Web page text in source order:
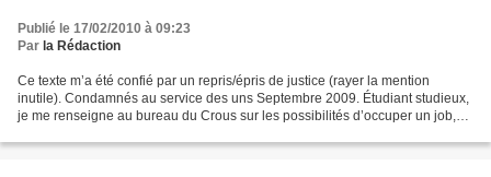
Publié le 17/02/2010 à 09:23
Par la Rédaction
Ce texte m’a été confié par un repris/épris de justice (rayer la mention
inutile). Condamnés au service des uns Septembre 2009. Étudiant studieux,
je me renseigne au bureau du Crous sur les possibilités d’occuper un job,